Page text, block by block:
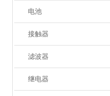
电池
接触器
滤波器
继电器